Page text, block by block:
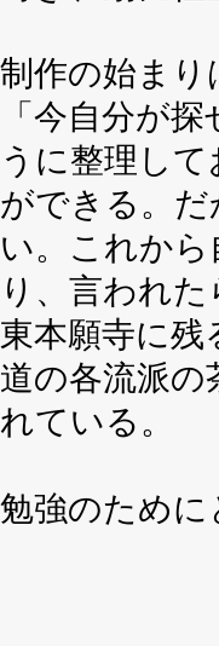
制作の始まり
「今自分が
うに整理し
ができる。
い。これか
り、言われ
東本願寺に残
道の各流派
れている。
勉強のために